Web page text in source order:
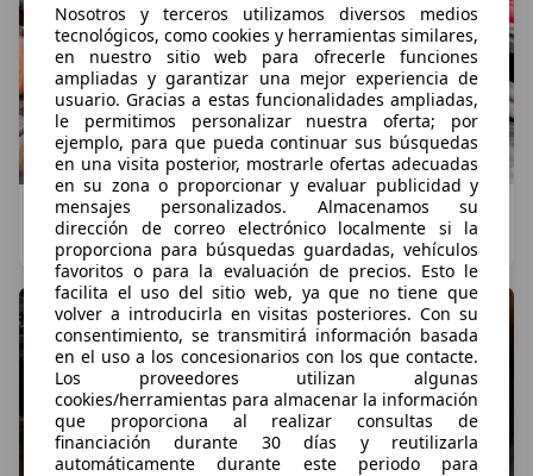
Nosotros y terceros utilizamos diversos medios
tecnológicos, como cookies y herramientas similares,
en nuestro sitio web para ofrecerle funciones
ampliadas y garantizar una mejor experiencia de
usuario. Gracias a estas funcionalidades ampliadas,
le permitimos personalizar nuestra oferta; por
ejemplo, para que pueda continuar sus búsquedas
en una visita posterior, mostrarle ofertas adecuadas
en su zona o proporcionar y evaluar publicidad y
mensajes personalizados. Almacenamos su
dirección de correo electrónico localmente si la
proporciona para búsquedas guardadas, vehículos
favoritos o para la evaluación de precios. Esto le
facilita el uso del sitio web, ya que no tiene que
volver a introducirla en visitas posteriores. Con su
consentimiento, se transmitirá información basada
en el uso a los concesionarios con los que contacte.
Los proveedores utilizan algunas
cookies/herramientas para almacenar la información
que proporciona al realizar consultas de
financiación durante 30 días y reutilizarla
automáticamente durante este periodo para
¿Cuál es el mejor anticongelante para el coche?
Marcos Diego · 04/11/2024 · 3 minutos de lectura